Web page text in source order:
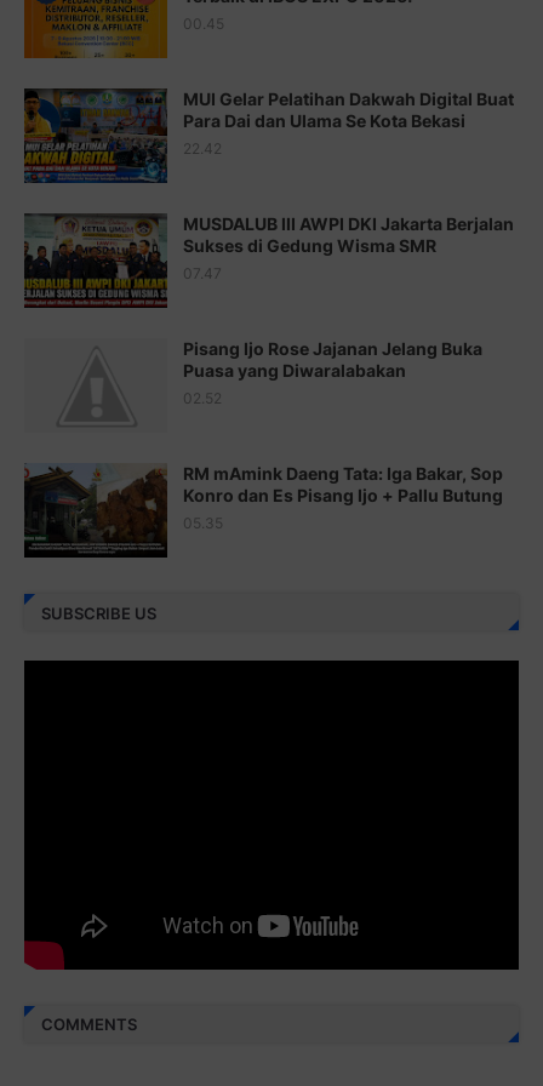
Juz 15 ⇨http://j.mp/2bFRQIM
Juz 17 ⇨http://j.mp/2brHsFz
Juz 18 ⇨http://j.mp/2b8SCfc
Juz 19 ⇨http://j.mp/2bFSq95
Juz 20 ⇨http://j.mp/2brI1zc
Juz 21 ⇨http://j.mp/2b8VcBO
http://j.mp/2bFRxNP
http://j.mp/2brItxm
Juz 25 ⇨http://j.mp/2brImlf
Juz 26 ⇨http://j.mp/2bFRHF2
00.45
MUI Gelar Pelatihan Dakwah Digital Buat
Para Dai dan Ulama Se Kota Bekasi
22.42
MUSDALUB III AWPI DKI Jakarta Berjalan
Sukses di Gedung Wisma SMR
07.47
Pisang Ijo Rose Jajanan Jelang Buka
Puasa yang Diwaralabakan
02.52
RM mAmink Daeng Tata: Iga Bakar, Sop
Konro dan Es Pisang Ijo + Pallu Butung
05.35
SUBSCRIBE US
COMMENTS